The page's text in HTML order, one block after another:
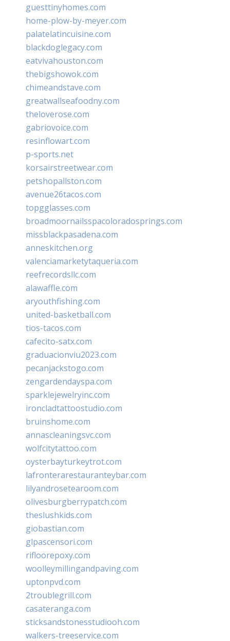
guesttinyhomes.com
home-plow-by-meyer.com
palatelatincuisine.com
blackdoglegacy.com
eatvivahouston.com
thebigshowok.com
chimeandstave.com
greatwallseafoodny.com
theloverose.com
gabriovoice.com
resinflowart.com
p-sports.net
korsairstreetwear.com
petshopallston.com
avenue26tacos.com
topgglasses.com
broadmoornailsspacoloradosprings.com
missblackpasadena.com
anneskitchen.org
valenciamarketytaqueria.com
reefrecordsllc.com
alawaffle.com
aryouthfishing.com
united-basketball.com
tios-tacos.com
cafecito-satx.com
graduacionviu2023.com
pecanjackstogo.com
zengardendayspa.com
sparklejewelryinc.com
ironcladtattoostudio.com
bruinshome.com
annascleaningsvc.com
wolfcitytattoo.com
oysterbayturkeytrot.com
lafronterarestauranteybar.com
lilyandrosetearoom.com
olivesburgberrypatch.com
theslushkids.com
giobastian.com
glpascensori.com
rifloorepoxy.com
woolleymillingandpaving.com
uptonpvd.com
2troublegrill.com
casateranga.com
sticksandstonesstudiooh.com
walkers-treeservice.com